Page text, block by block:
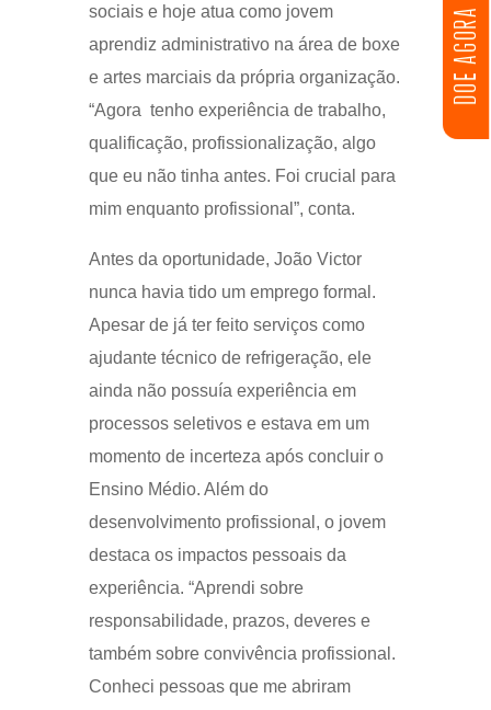
DOE AGORA
sociais e hoje atua como jovem
aprendiz administrativo na área de boxe
e artes marciais da própria organização.
“Agora tenho experiência de trabalho,
qualificação, profissionalização, algo
que eu não tinha antes. Foi crucial para
mim enquanto profissional”, conta.
Antes da oportunidade, João Victor
nunca havia tido um emprego formal.
Apesar de já ter feito serviços como
ajudante técnico de refrigeração, ele
ainda não possuía experiência em
processos seletivos e estava em um
momento de incerteza após concluir o
Ensino Médio. Além do
desenvolvimento profissional, o jovem
destaca os impactos pessoais da
experiência. “Aprendi sobre
responsabilidade, prazos, deveres e
também sobre convivência profissional.
Conheci pessoas que me abriram